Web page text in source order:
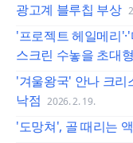
광고계 블루칩 부상
'프로젝트 헤일메리
스크린 수놓을 초대
'겨울왕국' 안나 크리
낙점 2026. 2. 19.
'도망쳐', 골 때리는